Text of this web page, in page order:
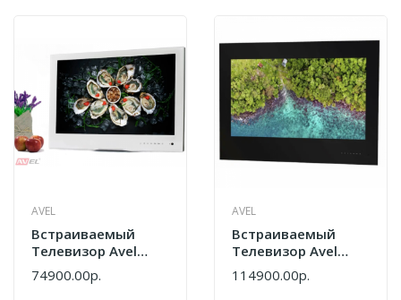
AVEL
Встраиваемый
Телевизор Avel
AVS240WSWF
74900.00р.
AVEL
Встраиваемый
Телевизор Avel
AVS325SMBF
114900.00р.